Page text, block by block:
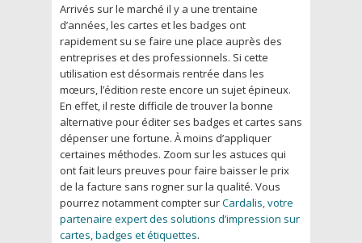
Arrivés sur le marché il y a une trentaine
d’années, les cartes et les badges ont
rapidement su se faire une place auprès des
entreprises et des professionnels. Si cette
utilisation est désormais rentrée dans les
mœurs, l’édition reste encore un sujet épineux.
En effet, il reste difficile de trouver la bonne
alternative pour éditer ses badges et cartes sans
dépenser une fortune. À moins d’appliquer
certaines méthodes. Zoom sur les astuces qui
ont fait leurs preuves pour faire baisser le prix
de la facture sans rogner sur la qualité. Vous
pourrez notamment compter surCardalis, votre
partenaire expert des solutions d’impression sur
cartes, badges et étiquettes.